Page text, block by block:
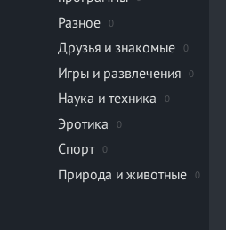
Разное 0
Друзья и знакомые 0
Игры и развлечения 0
Наука и техника 0
Эротика 0
Спорт 0
Природа и животные 0